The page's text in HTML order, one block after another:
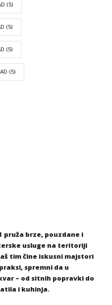
(5)
(5)
(5)
(5)
pruža brze, pouzdane i
usluge na teritoriji
tim čine iskusni majstori
spremni da u
– od sitnih popravki do
i kuhinja.